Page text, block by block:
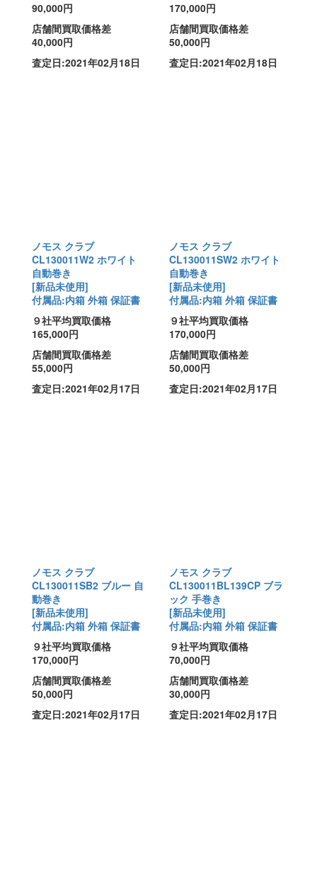
90,000円
店舗間買取価格差
40,000円
査定日:2021年02月18日
170,000円
店舗間買取価格差
50,000円
査定日:2021年02月18日
ノモス クラブ
CL130011W2 ホワイト
自動巻き
[新品未使用]
付属品:内箱 外箱 保証書
９社平均買取価格
165,000円
店舗間買取価格差
55,000円
査定日:2021年02月17日
ノモス クラブ
CL130011SW2 ホワイト
自動巻き
[新品未使用]
付属品:内箱 外箱 保証書
９社平均買取価格
170,000円
店舗間買取価格差
50,000円
査定日:2021年02月17日
ノモス クラブ
CL130011SB2 ブルー 自
動巻き
[新品未使用]
付属品:内箱 外箱 保証書
９社平均買取価格
170,000円
店舗間買取価格差
50,000円
査定日:2021年02月17日
ノモス クラブ
CL130011BL139CP ブラ
ック 手巻き
[新品未使用]
付属品:内箱 外箱 保証書
９社平均買取価格
70,000円
店舗間買取価格差
30,000円
査定日:2021年02月17日